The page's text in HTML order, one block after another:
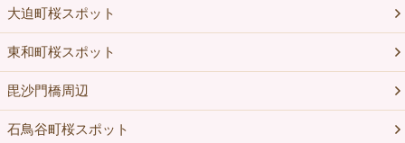
大迫町桜スポット
東和町桜スポット
毘沙門橋周辺
石鳥谷町桜スポット